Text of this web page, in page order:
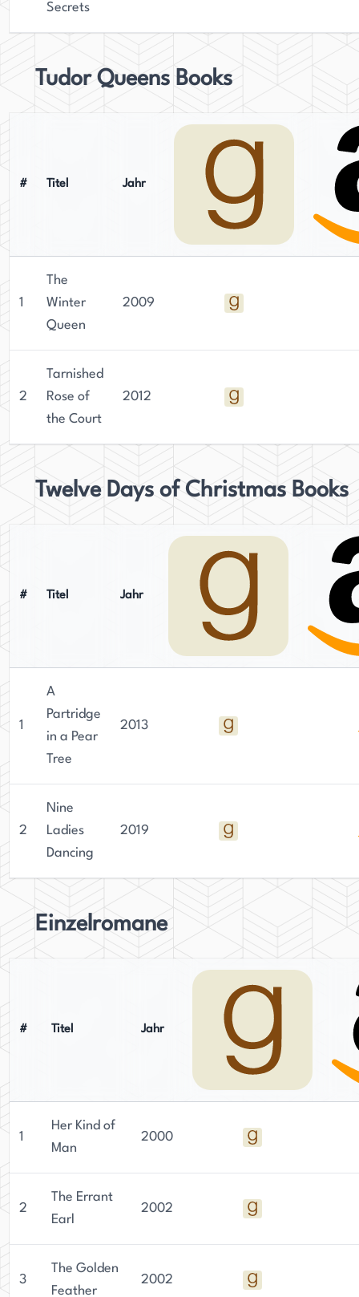
Secrets
Tudor Queens Books
# Titel Jahr
1
The
Winter
Queen
2009
2
Tarnished
Rose of
the Court
2012
Twelve Days of Christmas Books
# Titel Jahr
1
A
Partridge
in a Pear
Tree
2013
2
Nine
Ladies
Dancing
2019
Einzelromane
# Titel Jahr
1
Her Kind of
Man
2000
2
The Errant
Earl
2002
3
The Golden
Feather
2002